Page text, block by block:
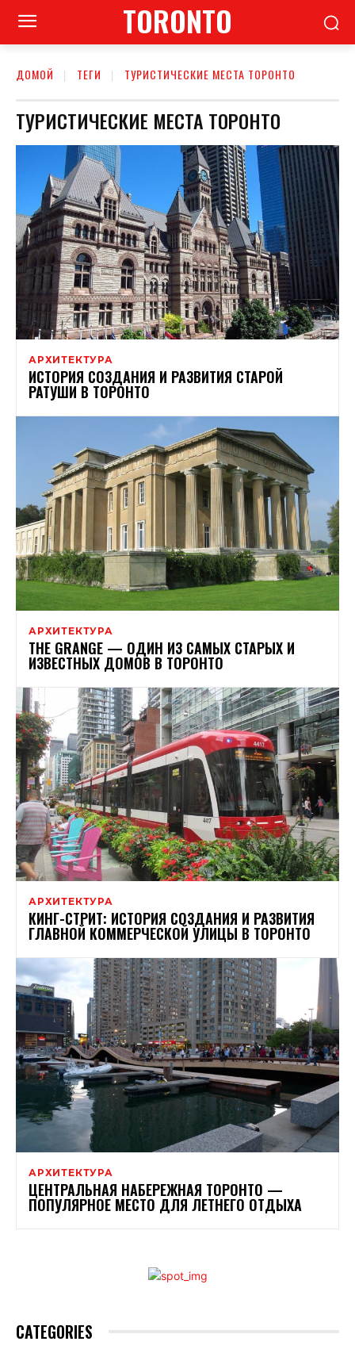
TORONTO
ДОМОЙ ТЕГИ ТУРИСТИЧЕСКИЕ МЕСТА ТОРОНТО
ТУРИСТИЧЕСКИЕ МЕСТА ТОРОНТО
АРХИТЕКТУРА
ИСТОРИЯ СОЗДАНИЯ И РАЗВИТИЯ СТАРОЙ
РАТУШИ В ТОРОНТО
АРХИТЕКТУРА
THE GRANGE — ОДИН ИЗ САМЫХ СТАРЫХ И
ИЗВЕСТНЫХ ДОМОВ В ТОРОНТО
АРХИТЕКТУРА
КИНГ-СТРИТ: ИСТОРИЯ СОЗДАНИЯ И РАЗВИТИЯ
ГЛАВНОЙ КОММЕРЧЕСКОЙ УЛИЦЫ В ТОРОНТО
АРХИТЕКТУРА
ЦЕНТРАЛЬНАЯ НАБЕРЕЖНАЯ ТОРОНТО —
ПОПУЛЯРНОЕ МЕСТО ДЛЯ ЛЕТНЕГО ОТДЫХА
CATEGORIES